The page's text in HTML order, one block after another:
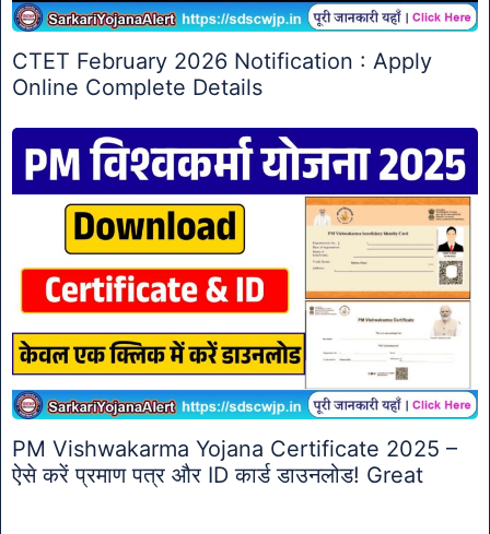
CTET February 2026 Notification : Apply
Online Complete Details
PM Vishwakarma Yojana Certificate 2025 –
ऐसे करें प्रमाण पत्र और ID कार्ड डाउनलोड! Great